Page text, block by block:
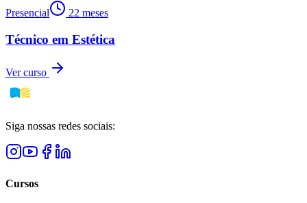
Presencial
22 meses
Técnico em Estética
Ver curso
Siga nossas redes sociais:
Cursos